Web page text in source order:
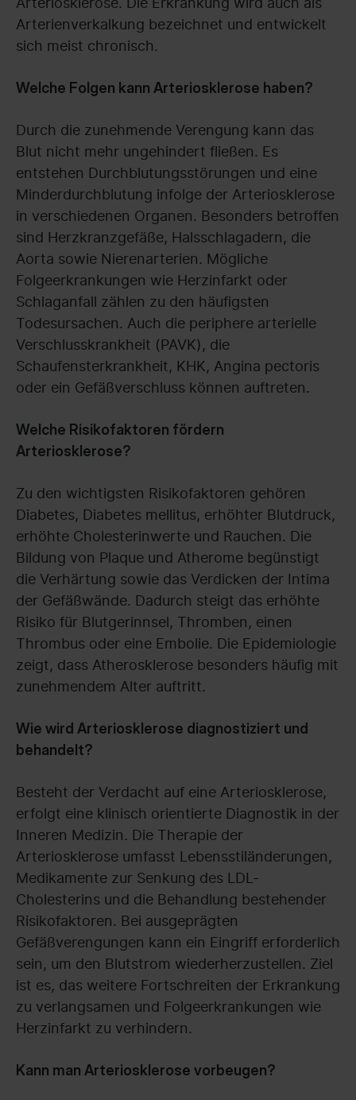
Arterienverkalkung bezeichnet und entwickelt
sich meist chronisch.
Welche Folgen kann Arteriosklerose haben?
Durch die zunehmende Verengung kann das
Blut nicht mehr ungehindert fließen. Es
entstehen Durchblutungsstörungen und eine
Minderdurchblutung infolge der Arteriosklerose
in verschiedenen Organen. Besonders betroffen
sind Herzkranzgefäße, Halsschlagadern, die
Aorta sowie Nierenarterien. Mögliche
Folgeerkrankungen wie Herzinfarkt oder
Schlaganfall zählen zu den häufigsten
Todesursachen. Auch die periphere arterielle
Verschlusskrankheit (PAVK), die
Schaufensterkrankheit, KHK, Angina pectoris
oder ein Gefäßverschluss können auftreten.
Welche Risikofaktoren fördern
Arteriosklerose?
Zu den wichtigsten Risikofaktoren gehören
Diabetes, Diabetes mellitus, erhöhter Blutdruck,
erhöhte Cholesterinwerte und Rauchen. Die
Bildung von Plaque und Atherome begünstigt
die Verhärtung sowie das Verdicken der Intima
der Gefäßwände. Dadurch steigt das erhöhte
Risiko für Blutgerinnsel, Thromben, einen
Thrombus oder eine Embolie. Die Epidemiologie
zeigt, dass Atherosklerose besonders häufig mit
zunehmendem Alter auftritt.
Wie wird Arteriosklerose diagnostiziert und
behandelt?
Besteht der Verdacht auf eine Arteriosklerose,
erfolgt eine klinisch orientierte Diagnostik in der
Inneren Medizin. Die Therapie der
Arteriosklerose umfasst Lebensstiländerungen,
Medikamente zur Senkung des LDL-
Cholesterins und die Behandlung bestehender
Risikofaktoren. Bei ausgeprägten
Gefäßverengungen kann ein Eingriff erforderlich
sein, um den Blutstrom wiederherzustellen. Ziel
ist es, das weitere Fortschreiten der Erkrankung
zu verlangsamen und Folgeerkrankungen wie
Herzinfarkt zu verhindern.
Kann man Arteriosklerose vorbeugen?